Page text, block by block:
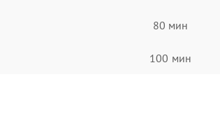
80 мин
100 мин